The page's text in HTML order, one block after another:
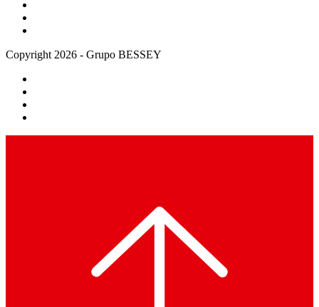
Copyright 2026 - Grupo BESSEY